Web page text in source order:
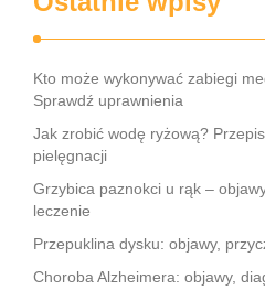
Kto może wykonywać zabiegi
Sprawdź uprawnienia
Jak zrobić wodę ryżową?
pielęgnacji
Grzybica paznokci u rąk –
leczenie
Przepuklina dysku: objawy,
Choroba Alzheimera: objawy,